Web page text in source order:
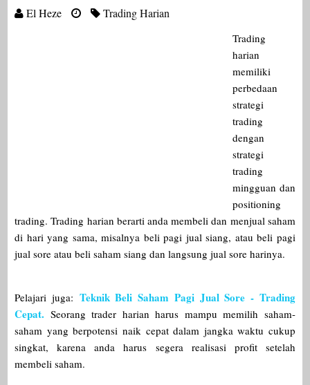
El Heze Trading Harian
Trading
harian
memiliki
perbedaan
strategi
trading
dengan
strategi
trading
mingguan dan
positioning
trading. Trading harian berarti anda membeli dan menjual saham
di hari yang sama, misalnya beli pagi jual siang, atau beli pagi
jual sore atau beli saham siang dan langsung jual sore harinya.
Pelajari juga: Teknik Beli Saham Pagi Jual Sore - Trading
Cepat. Seorang trader harian harus mampu memilih saham-
saham yang berpotensi naik cepat dalam jangka waktu cukup
singkat, karena anda harus segera realisasi profit setelah
membeli saham.